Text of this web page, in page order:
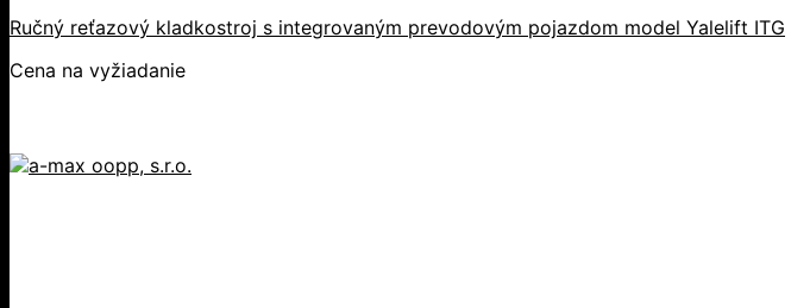
Ručný reťazový kladkostroj s integrovaným prevodovým pojazdom model Yalelift ITG
Cena na vyžiadanie